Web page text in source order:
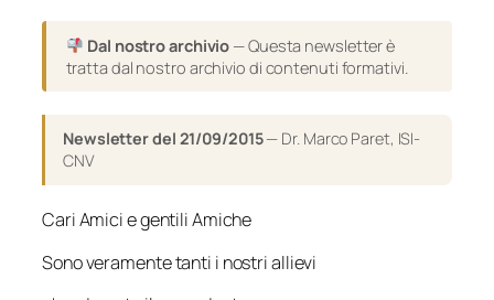
Dal nostro archivio — Questa newsletter è
tratta dal nostro archivio di contenuti formativi.
Newsletter del 21/09/2015— Dr. Marco Paret, ISI-
CNV
Cari Amici e gentili Amiche
Sono veramente tanti i nostri allievi